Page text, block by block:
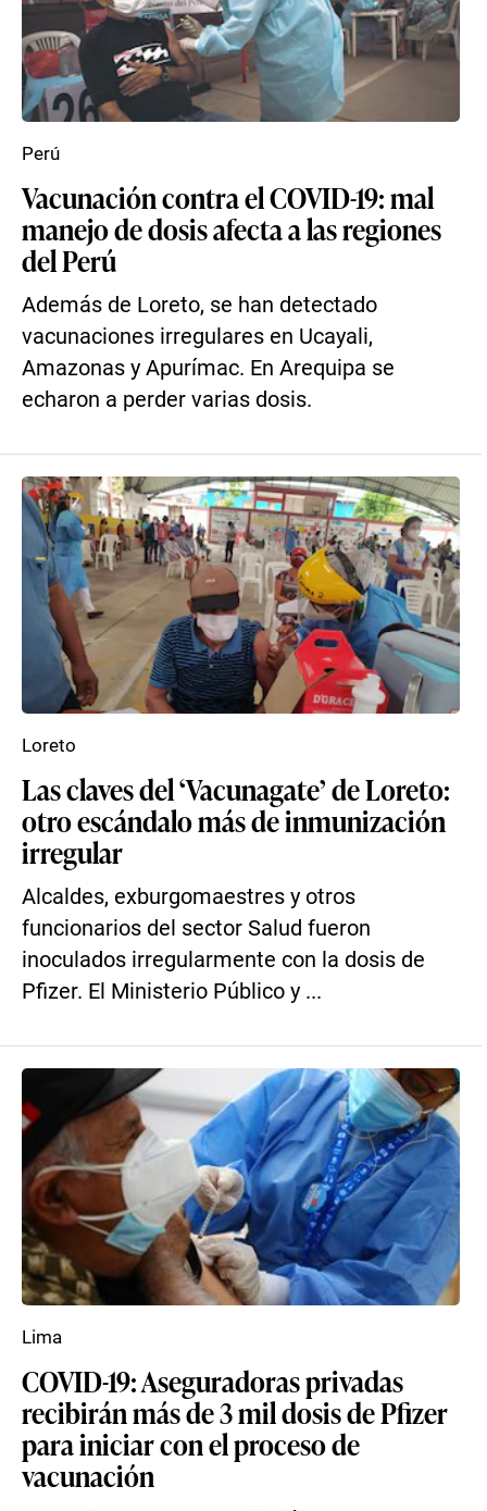
Vacunación contra el COVID-19: mal
manejo de dosis afecta a las regiones
del Perú
Además de Loreto, se han detectado
vacunaciones irregulares en Ucayali,
Amazonas y Apurímac. En Arequipa se
echaron a perder varias dosis.
Perú
Las claves del ‘Vacunagate’ de Loreto:
otro escándalo más de inmunización
irregular
Alcaldes, exburgomaestres y otros
funcionarios del sector Salud fueron
inoculados irregularmente con la dosis de
Pfizer. El Ministerio Público y ...
Loreto
COVID-19: Aseguradoras privadas
recibirán más de 3 mil dosis de Pfizer
para iniciar con el proceso de
vacunación
Lima